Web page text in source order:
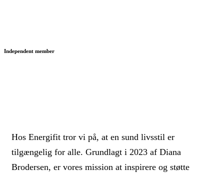
Independent member
Hos Energifit tror vi på, at en sund livsstil er
tilgængelig for alle. Grundlagt i 2023 af Diana
Brodersen, er vores mission at inspirere og støtte